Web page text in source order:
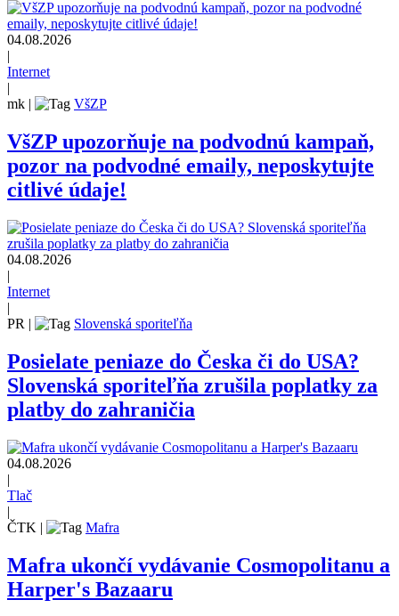
04.08.2026
|
Internet
|
mk | VšZP
VšZP upozorňuje na podvodnú kampaň,
pozor na podvodné emaily, neposkytujte
citlivé údaje!
04.08.2026
|
Internet
|
PR | Slovenská sporiteľňa
Posielate peniaze do Česka či do USA?
Slovenská sporiteľňa zrušila poplatky za
platby do zahraničia
04.08.2026
|
Tlač
|
ČTK | Mafra
Mafra ukončí vydávanie Cosmopolitanu a
Harper's Bazaaru